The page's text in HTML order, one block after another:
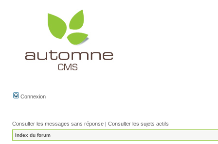
Connexion
Consulter les messages sans réponse | Consulter les sujets actifs
Index du forum